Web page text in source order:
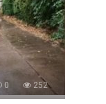
0 252